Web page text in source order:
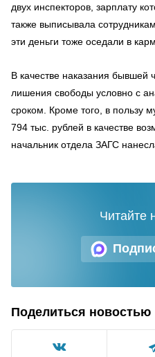
двух инспекторов, зарплату
также выписывала
эти деньги тоже оседали в
В качестве наказания бывшей
лишения свободы условно с
сроком. Кроме того, в пользу
794 тыс. рублей в качестве
начальник отдела ЗАГС
Читайте
Поделиться новостью